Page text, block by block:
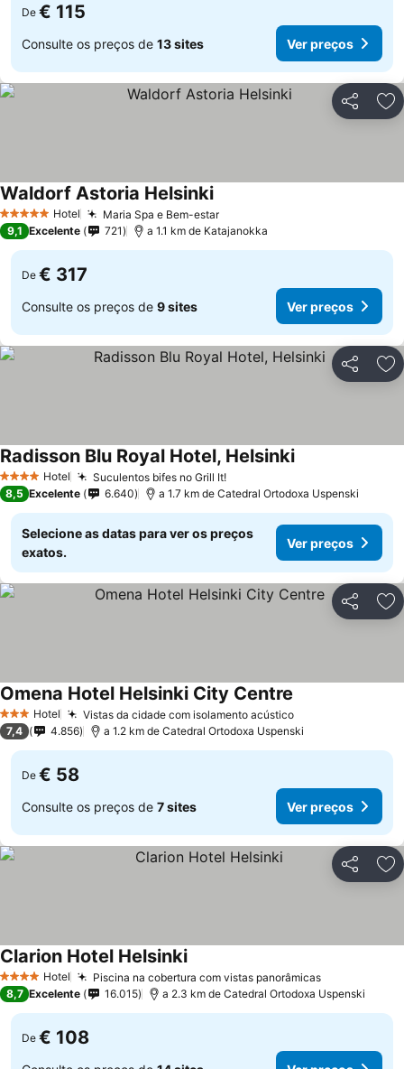
De € 115
Consulte os preços de 13 sites Ver preços
Partilhar
5 Estrelas Hotel Maria Spa e Bem-estarVer preços
Waldorf Astoria HelsinkiVer preços
9,1 Excelente 721 a 1.1 km de Katajanokka
De € 317
Consulte os preços de 9 sites Ver preços
Partilhar
4 EstrelasHotel Suculentos bifes no Grill It!Ver preços
Radisson Blu Royal Hotel, HelsinkiVer preços
8,5 Excelente 6.640 a 1.7 km de Catedral Ortodoxa Uspenski
Selecione as datas para ver os preços
exatos.
Ver preços
Partilhar
3 EstrelasHotel Vistas da cidade com isolamento acústicoVer preços
Omena Hotel Helsinki City Centre
7,4 4.856 a 1.2 km de Catedral Ortodoxa Uspenski
De € 58
Consulte os preços de 7 sites Ver preços
Partilhar
4 EstrelasHotel Piscina na cobertura com vistas panorâmicasVer preços
Clarion Hotel HelsinkiVer preços
8,7 Excelente 16.015 a 2.3 km de Catedral Ortodoxa Uspenski
De € 108